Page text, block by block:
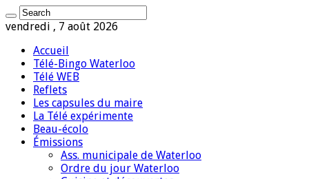
vendredi , 7 août 2026
Accueil
Télé-Bingo Waterloo
Télé WEB
Reflets
Les capsules du maire
La Télé expérimente
Beau-écolo
Émissions
Ass. municipale de Waterloo
Ordre du jour Waterloo